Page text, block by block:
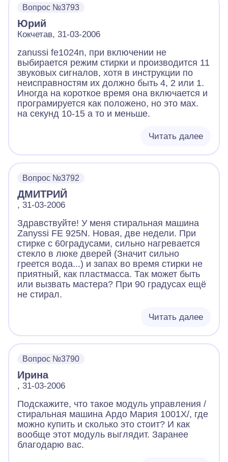
Вопрос №3793
Юрий
Кокчетав, 31-03-2006
zanussi fe1024n, при включении не
выбирается режим стирки и производится 11
звуковых сигналов, хотя в инструкции по
неисправностям их должно быть 4, 2 или 1.
Иногда на короткое время она включается и
програмируется как положено, но это мах.
на секунд 10-15 а то и меньше.
Читать далее
Вопрос №3792
ДМИТРИЙ
, 31-03-2006
Здравствуйте! У меня стиральная машина
Zanyssi FE 925N. Новая, две недели. При
стирке с 60градусами, сильно нагревается
стекло в люке дверей (Значит сильно
греется вода...) и запах во время стирки не
приятный, как пластмасса. Так может быть
или вызвать мастера? При 90 градусах ещё
не стирал.
Читать далее
Вопрос №3790
Ирина
, 31-03-2006
Подскажите, что такое модуль управления /
стиральная машина Ардо Мария 1001Х/, где
можно купить и сколько это стоит? И как
вообще этот модуль выглядит. Заранее
благодарю вас.